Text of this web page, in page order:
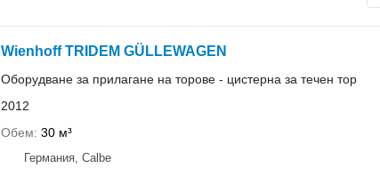
Wienhoff TRIDEM GÜLLEWAGEN
Оборудване за прилагане на торове - цистерна за течен тор
2012
Обем 30 м³
Германия, Calbe